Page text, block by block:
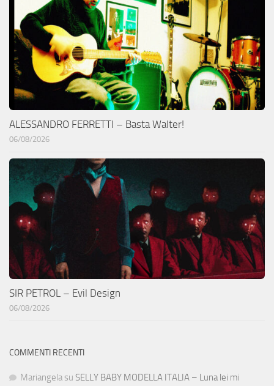
ALESSANDRO FERRETTI – Basta Walter!
06/08/2026
SIR PETROL – Evil Design
06/08/2026
COMMENTI RECENTI
Mariangela su SELLY BABY MODELLA ITALIA – Luna lei mi